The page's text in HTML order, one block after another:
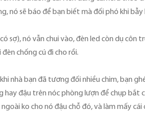
nó sẽ báo để bạn biết mà đối phó khi
sợ), nó vẫn chui vào, đèn led còn dụ
chống cú đi cho rồi.
nhà bạn đã tương đối nhiều chim, bạn
đậu trên nóc phòng lượn để chụp bắt
ko cho nó đậu chỗ đó, và làm mấy